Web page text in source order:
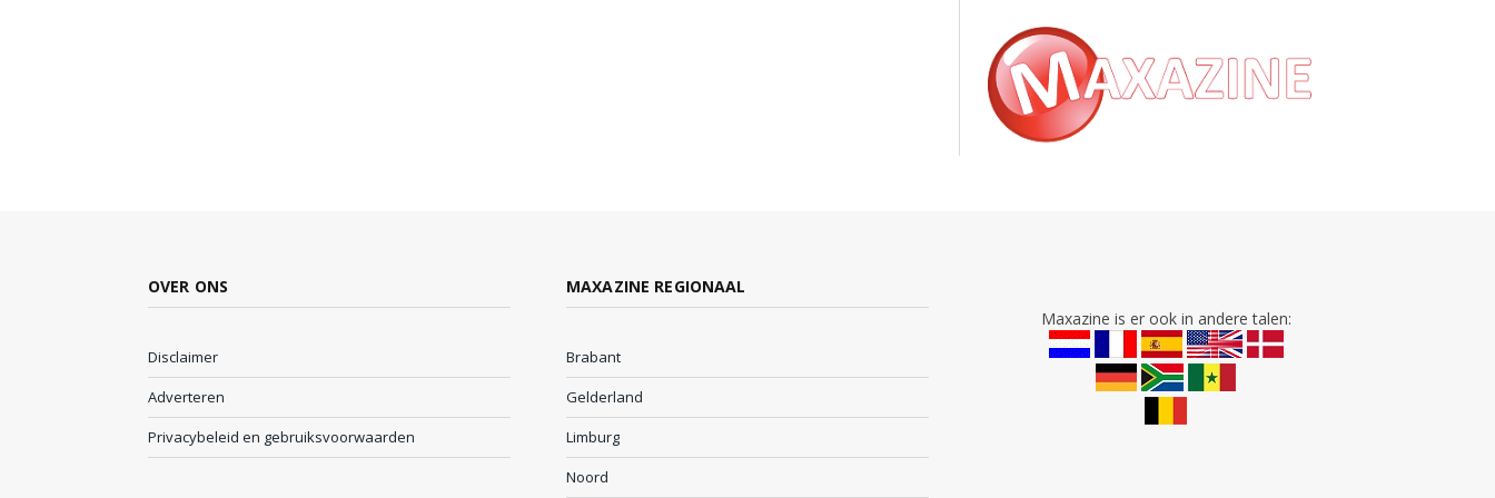
OVER ONS
Disclaimer
Adverteren
Privacybeleid en gebruiksvoorwaarden
MAXAZINE REGIONAAL
Brabant
Gelderland
Limburg
Noord
Maxazine is er ook in andere talen: